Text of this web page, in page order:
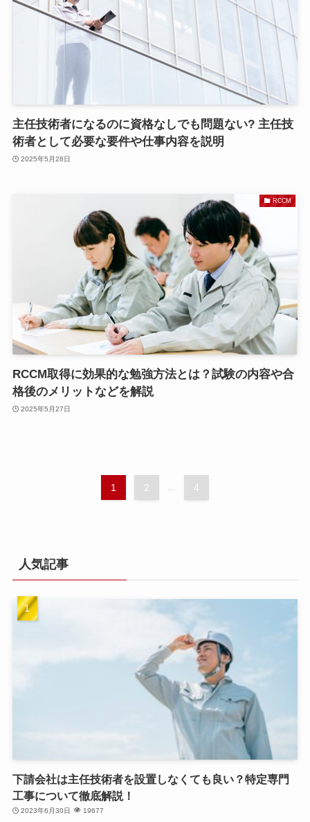
主任技術者になるのに資格なしでも問題ない? 主任技
術者として必要な要件や仕事内容を説明
2025年5月28日
RCCM
RCCM取得に効果的な勉強方法とは？試験の内容や合
格後のメリットなどを解説
2025年5月27日
1 2 ... 4
人気記事
下請会社は主任技術者を設置しなくても良い？特定専門
工事について徹底解説！
2023年6月30日 19677